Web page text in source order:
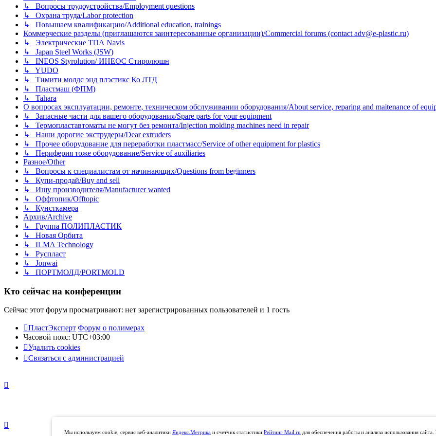
↳ Вопросы трудоустройства/Employment questions
↳ Охрана труда/Labor protection
↳ Повышаем квалификацию/Additional education, trainings
Коммерческие разделы (приглашаются заинтересованные организации)/Commercial forums (contact adv@e-plastic.ru)
↳ Электрические ТПА Navis
↳ Japan Steel Works (JSW)
↳ INEOS Styrolution/ ИНЕОС Стиролюшн
↳ YUDO
↳ Тимити молдс энд плэстикс Ко ЛТД
↳ Пластмаш (ФПМ)
↳ Tahara
О вопросах эксплуатации, ремонте, техническом обслуживании оборудования/About service, reparing and maitenance of
↳ Запасные части для вашего оборудования/Spare parts for your equipment
↳ Термопластавтоматы не могут без ремонта/Injection molding machines need in repair
↳ Наши дорогие экструдеры/Dear extruders
↳ Прочее оборудование для переработки пластмасс/Service of other equipment for plastics
↳ Периферия тоже оборудование/Service of auxiliaries
Разное/Other
↳ Вопросы к специалистам от начинающих/Questions from beginners
↳ Купи-продай/Buy and sell
↳ Ищу производителя/Manufacturer wanted
↳ Оффтопик/Offtopic
↳ Кунсткамера
Архив/Archive
↳ Группа ПОЛИПЛАСТИК
↳ Новая Орбита
↳ ILMA Technology
↳ Руспласт
↳ Jonwai
↳ ПОРТМОЛД/PORTMOLD
Кто сейчас на конференции
Сейчас этот форум просматривают: нет зарегистрированных пользователей и 1 гость
ПластЭксперт Форум о полимерах
Часовой пояс: UTC+03:00
Удалить cookies
Связаться с администрацией
Мы используем cookie, сервис веб-аналитики Яндекс.Метрика и счетчик статистики Рейтинг Mail.ru для обеспечения работы и анализа использования